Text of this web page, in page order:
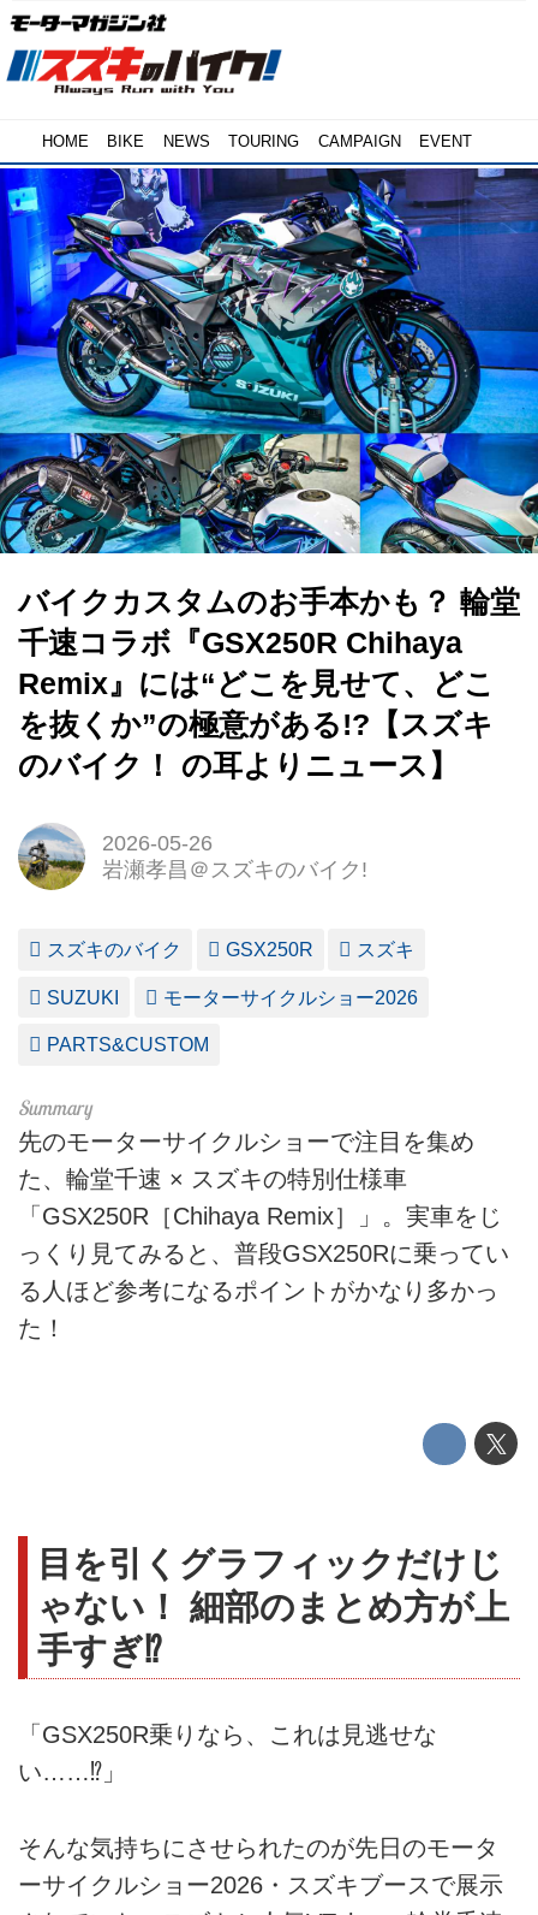
HOME BIKE NEWS TOURING CAMPAIGN EVENT
バイクカスタムのお手本かも？ 輪堂
千速コラボ『GSX250R Chihaya
Remix』には“どこを見せて、どこ
を抜くか”の極意がある!?【スズキ
のバイク！ の耳よりニュース】
2026-05-26
岩瀬孝昌＠スズキのバイク!
スズキのバイク GSX250R スズキ
SUZUKI モーターサイクルショー2026
PARTS&CUSTOM
先のモーターサイクルショーで注目を集め
た、輪堂千速 × スズキの特別仕様車
「GSX250R［Chihaya Remix］」。実車をじ
っくり見てみると、普段GSX250Rに乗ってい
る人ほど参考になるポイントがかなり多かっ
た！
目を引くグラフィックだけじ
ゃない！ 細部のまとめ方が上
手すぎ⁉︎
「GSX250R乗りなら、これは見逃せな
い……⁉︎」
そんな気持ちにさせられたのが先日のモータ
ーサイクルショー2026・スズキブースで展示